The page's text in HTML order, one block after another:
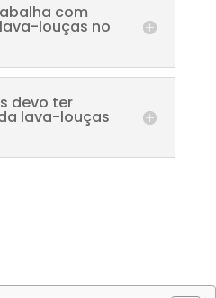
com
louças no
devo ter
lava-louças